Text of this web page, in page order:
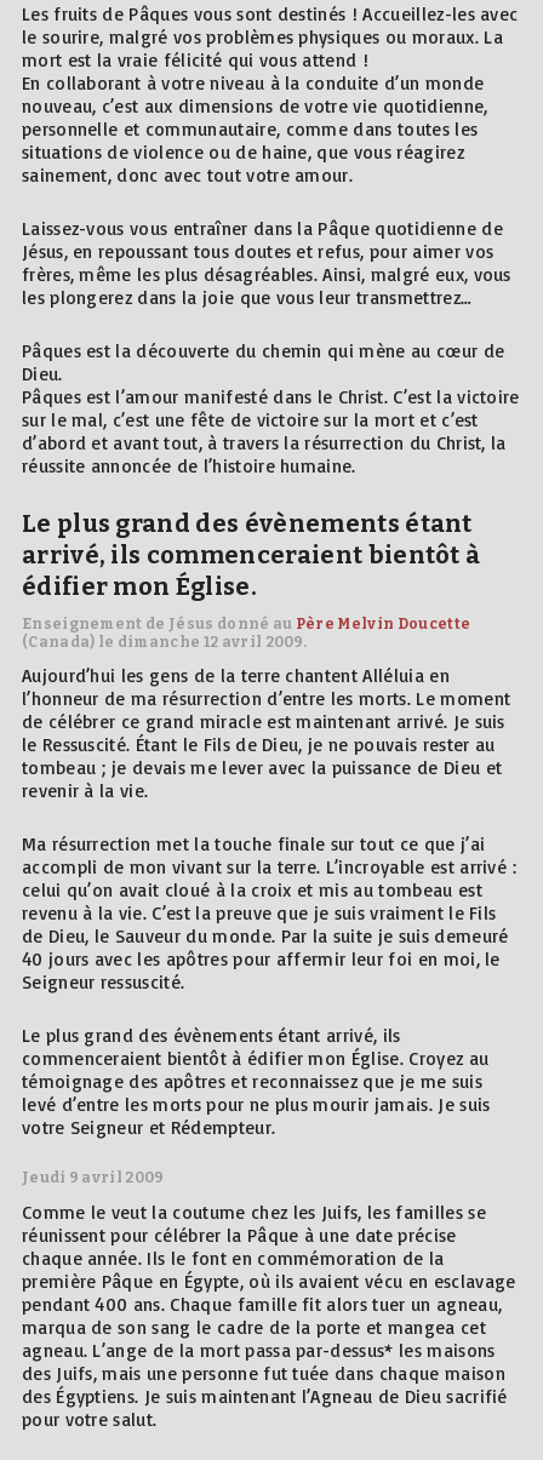
Les fruits de Pâques vous sont destinés ! Accueillez-les avec
le sourire, malgré vos problèmes physiques ou moraux. La
mort est la vraie félicité qui vous attend !
En collaborant à votre niveau à la conduite d’un monde
nouveau, c’est aux dimensions de votre vie quotidienne,
personnelle et communautaire, comme dans toutes les
situations de violence ou de haine, que vous réagirez
sainement, donc avec tout votre amour.
Laissez-vous vous entraîner dans la Pâque quotidienne de
Jésus, en repoussant tous doutes et refus, pour aimer vos
frères, même les plus désagréables. Ainsi, malgré eux, vous
les plongerez dans la joie que vous leur transmettrez…
Pâques est la découverte du chemin qui mène au cœur de
Dieu.
Pâques est l’amour manifesté dans le Christ. C’est la victoire
sur le mal, c’est une fête de victoire sur la mort et c’est
d’abord et avant tout, à travers la résurrection du Christ, la
réussite annoncée de l’histoire humaine.
Le plus grand des évènements étant
arrivé, ils commenceraient bientôt à
édifier mon Église.
Enseignement de Jésus donné au Père Melvin Doucette
(Canada) le dimanche 12 avril 2009.
Aujourd’hui les gens de la terre chantent Alléluia en
l’honneur de ma résurrection d’entre les morts. Le moment
de célébrer ce grand miracle est maintenant arrivé. Je suis
le Ressuscité. Étant le Fils de Dieu, je ne pouvais rester au
tombeau ; je devais me lever avec la puissance de Dieu et
revenir à la vie.
Ma résurrection met la touche finale sur tout ce que j’ai
accompli de mon vivant sur la terre. L’incroyable est arrivé :
celui qu’on avait cloué à la croix et mis au tombeau est
revenu à la vie. C’est la preuve que je suis vraiment le Fils
de Dieu, le Sauveur du monde. Par la suite je suis demeuré
40 jours avec les apôtres pour affermir leur foi en moi, le
Seigneur ressuscité.
Le plus grand des évènements étant arrivé, ils
commenceraient bientôt à édifier mon Église. Croyez au
témoignage des apôtres et reconnaissez que je me suis
levé d’entre les morts pour ne plus mourir jamais. Je suis
votre Seigneur et Rédempteur.
Jeudi 9 avril 2009
Comme le veut la coutume chez les Juifs, les familles se
réunissent pour célébrer la Pâque à une date précise
chaque année. Ils le font en commémoration de la
première Pâque en Égypte, où ils avaient vécu en esclavage
pendant 400 ans. Chaque famille fit alors tuer un agneau,
marqua de son sang le cadre de la porte et mangea cet
agneau. L’ange de la mort passa par-dessus* les maisons
des Juifs, mais une personne fut tuée dans chaque maison
des Égyptiens. Je suis maintenant l’Agneau de Dieu sacrifié
pour votre salut.